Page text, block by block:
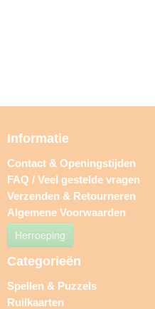
Informatie
Contact & Openingstijden
FAQ / Veel gestelde vragen
Verzenden & Retourneren
Algemene Voorwaarden
Herroeping
Categorieën
Spellen & Puzzels
Ruilkaarten